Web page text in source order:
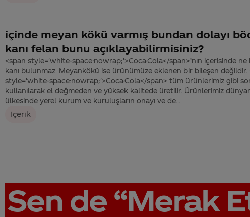
içinde meyan kökü varmış bundan dolayı
kanı felan bunu açıklayabilirmisiniz?
<span style='white-space:nowrap;'>Coca-Cola</span>’nın içerisinde
kanı bulunmaz. Meyankökü ise ürünümüze eklenen bir bileşen değildir.
style='white-space:nowrap;'>Coca-Cola</span> tüm ürünlerimiz gibi
kullanılarak el değmeden ve yüksek kalitede üretilir. Ürünlerimiz
ülkesinde yerel kurum ve kuruluşların onayı ve de...
İçerik
Sen de “Merak